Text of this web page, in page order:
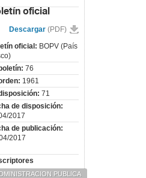
oficial
Descargar (PDF)
oficial: BOPV (País
76
1961
71
de disposición:
2017
de publicación:
2017
PUBLICA